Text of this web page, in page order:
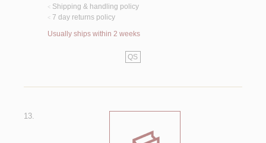
< Shipping & handling policy
< 7 day returns policy
Usually ships within 2 weeks
QS
13.